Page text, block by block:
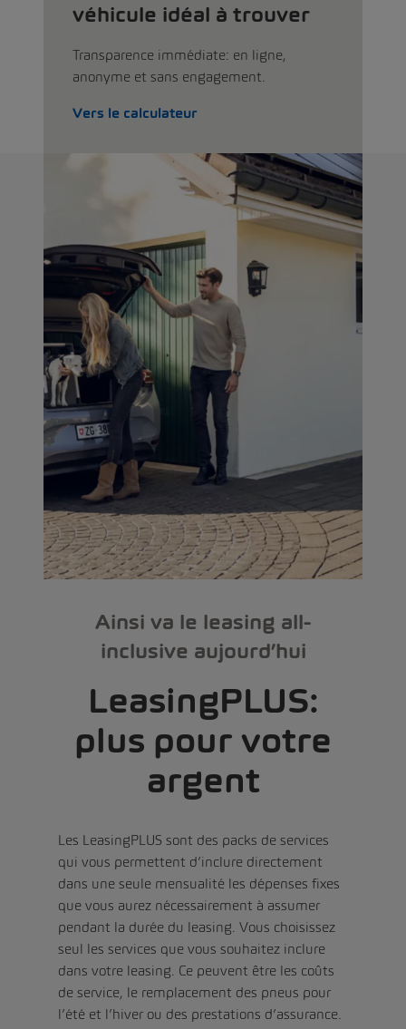
véhicule idéal à trouver
Transparence immédiate: en ligne,
anonyme et sans engagement.
Vers le calculateur
Ainsi va le leasing all-
inclusive aujourd’hui
LeasingPLUS:
plus pour votre
argent
Les LeasingPLUS sont des packs de services
qui vous permettent d’inclure directement
dans une seule mensualité les dépenses fixes
que vous aurez nécessairement à assumer
pendant la durée du leasing. Vous choisissez
seul les services que vous souhaitez inclure
dans votre leasing. Ce peuvent être les coûts
de service, le remplacement des pneus pour
l’été et l’hiver ou des prestations d’assurance.